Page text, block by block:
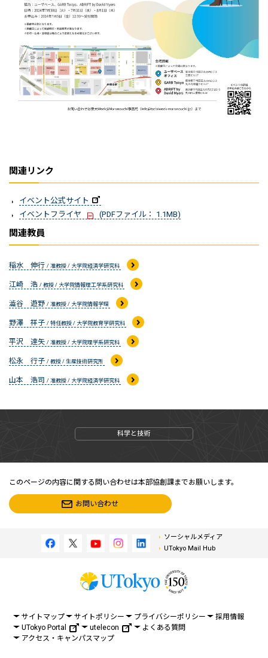
関連リンク
イベント公式サイト
イベントフライヤ
(PDFファイル： 1.1MB)
関連教員
稲水 伸行 / 准教授 / 大学院経済学研究科
江崎 浩 / 教授 / 大学院情報理工学系研究科
澁谷 遊野 / 准教授 / 大学院情報学環
野澤 祥子 / 特任教授 / 大学院教育学研究科
平沢 達矢 / 准教授 / 大学院理学系研究科
松永 行子 / 教授 / 生産技術研究所
山本 浩司 / 准教授 / 大学院経済学研究科
科学と技術
このページの内容に関する問い合わせは本部協創課までお願いします。
お問い合わせ
ソーシャルメディア
UTokyo Mail Hub
サイトマップ サイトポリシー プライバシーポリシー
採用情報
UTokyo Portal
utelecon
よくある質問
アクセス・キャンパスマップ